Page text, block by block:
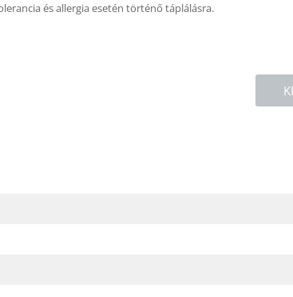
és allergia esetén történő táplálásra.